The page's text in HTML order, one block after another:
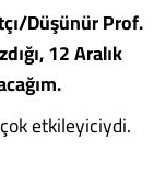
Düşünür Prof.
12 Aralık
etkileyiciydi.